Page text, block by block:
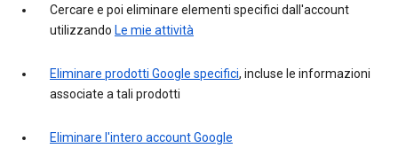
Cercare e poi eliminare elementi specifici dall'account
utilizzando Le mie attività
Eliminare prodotti Google specifici, incluse le informazioni
associate a tali prodotti
Eliminare l'intero account Google